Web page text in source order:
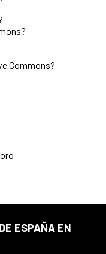
Commons?
ESPAÑA EN